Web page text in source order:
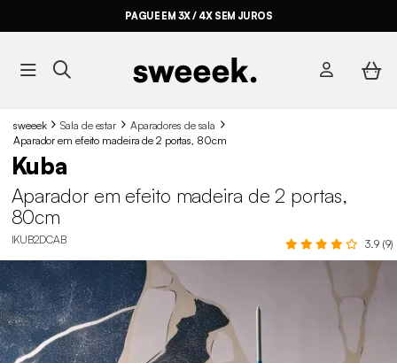
PAGUE EM 3X / 4X SEM JUROS
sweeek Sala de estar
Aparadores de sala
Aparador em efeito madeira de 2 portas, 80cm
Kuba
Aparador em efeito madeira de 2 portas,
80cm
IKUB2DCAB 3.9 (9)